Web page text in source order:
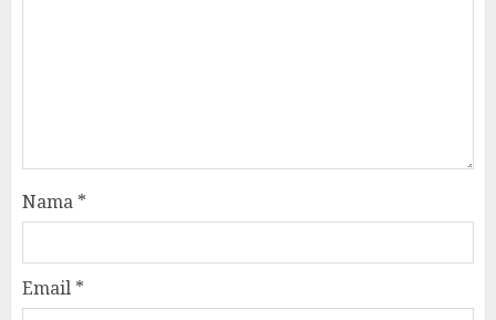
Nama *
Email *